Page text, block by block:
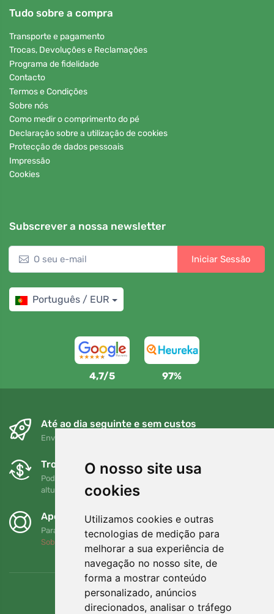
O nosso site usa
cookies
Utilizamos cookies e outras
tecnologias de medição para
melhorar a sua experiência de
navegação no nosso site, de
forma a mostrar conteúdo
personalizado, anúncios
direcionados, analisar o tráfego
Tudo sobre a compra
Transporte e pagamento
Trocas, Devoluções e Reclamações
Programa de fidelidade
Contacto
Termos e Condições
Sobre nós
Como medir o comprimento do pé
Declaração sobre a utilização de cookies
Protecção de dados pessoais
Impressão
Cookies
Subscrever a nossa newsletter
Iniciar Sessão
Português / EUR
4,7/5 97%
Até ao dia seguinte e sem custos
Envio gratuito para encomendas superiores a 80 EUR
Trocas e devoluções gratuitas
Pode devolver ou trocar a sua encomenda em qualquer
altura no prazo de 90 dias
Apoiamos a Trees.org
Para cada encomenda plantamos uma árvore! Leia mais
Sobre nós